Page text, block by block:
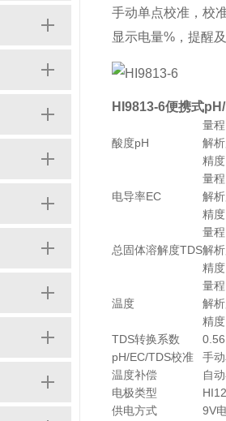
手动单点校准，校
显示电量%，提醒
HI9813-6便携式
酸度pH
量程
解
精度
电导率EC
量程
解
精度
总固体溶解度TDS
量程
解
精度
温度
量程
解
精度
TDS转换系数
pH/EC/TDS校准
手
温度补偿
自
电极类型
供电方式
9V